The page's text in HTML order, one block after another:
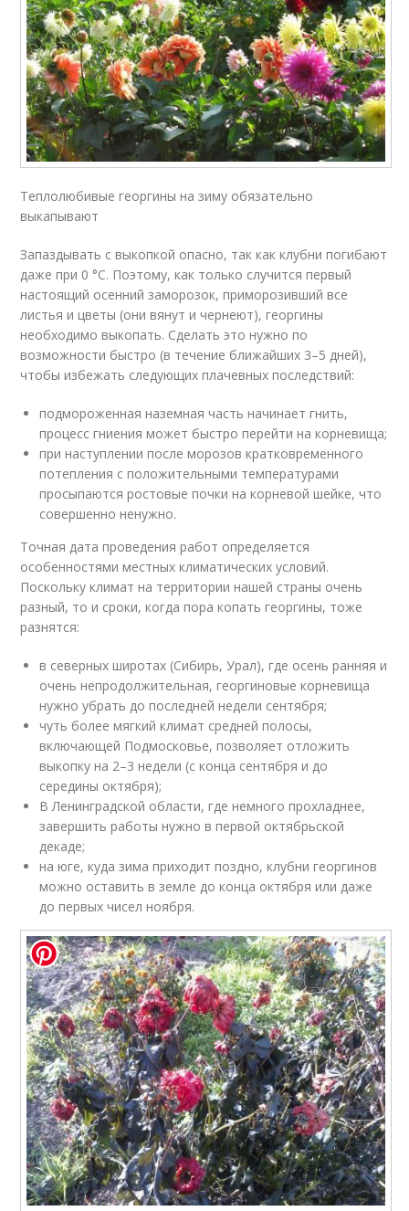
Теплолюбивые георгины на зиму обязательно
выкапывают
Запаздывать с выкопкой опасно, так как клубни погибают
даже при 0 °C. Поэтому, как только случится первый
настоящий осенний заморозок, приморозивший все
листья и цветы (они вянут и чернеют), георгины
необходимо выкопать. Сделать это нужно по
возможности быстро (в течение ближайших 3–5 дней),
чтобы избежать следующих плачевных последствий:
подмороженная наземная часть начинает гнить,
процесс гниения может быстро перейти на корневища;
при наступлении после морозов кратковременного
потепления с положительными температурами
просыпаются ростовые почки на корневой шейке, что
совершенно ненужно.
Точная дата проведения работ определяется
особенностями местных климатических условий.
Поскольку климат на территории нашей страны очень
разный, то и сроки, когда пора копать георгины, тоже
разнятся:
в северных широтах (Сибирь, Урал), где осень ранняя и
очень непродолжительная, георгиновые корневища
нужно убрать до последней недели сентября;
чуть более мягкий климат средней полосы,
включающей Подмосковье, позволяет отложить
выкопку на 2–3 недели (с конца сентября и до
середины октября);
В Ленинградской области, где немного прохладнее,
завершить работы нужно в первой октябрьской
декаде;
на юге, куда зима приходит поздно, клубни георгинов
можно оставить в земле до конца октября или даже
до первых чисел ноября.